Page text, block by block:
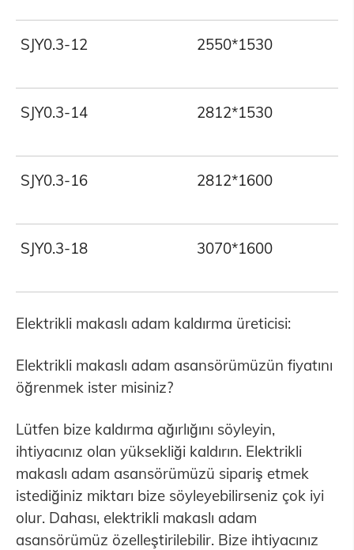
SJY0.3-12 2550*1530
SJY0.3-14 2812*1530
SJY0.3-16 2812*1600
SJY0.3-18 3070*1600
Elektrikli makaslı adam kaldırma üreticisi:
Elektrikli makaslı adam asansörümüzün fiyatını
öğrenmek ister misiniz?
Lütfen bize kaldırma ağırlığını söyleyin,
ihtiyacınız olan yüksekliği kaldırın. Elektrikli
makaslı adam asansörümüzü sipariş etmek
istediğiniz miktarı bize söyleyebilirseniz çok iyi
olur. Dahası, elektrikli makaslı adam
asansörümüz özelleştirilebilir. Bize ihtiyacınız